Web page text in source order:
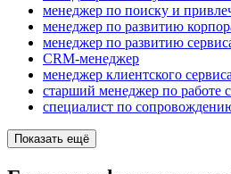
менеджер по поиску и
менеджер по развитию
менеджер по развитию
CRM-менеджер
менеджер клиентского сервиса
старший менеджер по работе
специалист по
Показать ещё